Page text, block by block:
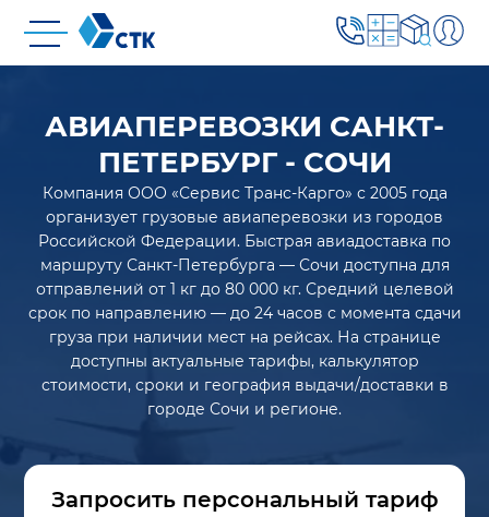
АВИАПЕРЕВОЗКИ САНКТ-
ПЕТЕРБУРГ - СОЧИ
Компания ООО «Сервис Транс-Карго» с 2005 года
организует грузовые авиаперевозки из городов
Российской Федерации. Быстрая авиадоставка по
маршруту Санкт-Петербурга — Сочи доступна для
отправлений от 1 кг до 80 000 кг. Средний целевой
срок по направлению — до 24 часов с момента сдачи
груза при наличии мест на рейсах. На странице
доступны актуальные тарифы, калькулятор
стоимости, сроки и география выдачи/доставки в
городе Сочи и регионе.
Запросить персональный тариф